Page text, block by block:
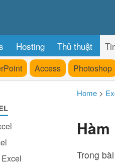
Hosting Thủ thuật
Access Photoshop
Home >
Trong